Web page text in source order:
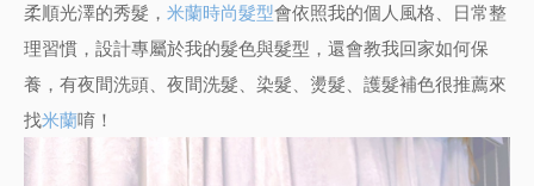
柔順光澤的秀髮， 米蘭時尚髮型會依照我的個人風格、日常整
理習慣，設計專屬於我的髮色與髮型，還會教我回家如何保
養，有夜間洗頭、夜間洗髮、染髮、燙髮、護髮補色很推薦來
找米蘭唷！